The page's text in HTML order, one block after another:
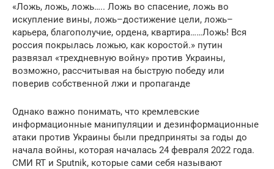
«Ложь, ложь, ложь….. Ложь во спасение, ложь во
искупление вины, ложь–достижение цели, ложь–
карьера, благополучие, ордена, квартира……Ложь! Вся
россия покрылась ложью, как коростой.» путин
развязал «трехдневную войну» против Украины,
возможно, рассчитывая на быструю победу или
поверив собственной лжи и пропаганде
Однако важно понимать, что кремлевские
информационные манипуляции и дезинформационные
атаки против Украины были предприняты за годы до
начала войны, которая началась 24 февраля 2022 года.
СМИ RT и Sputnik, которые сами себя называют